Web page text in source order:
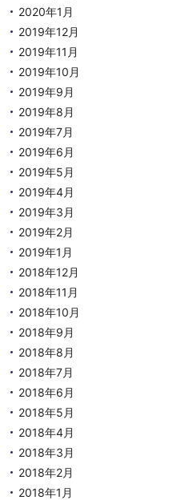
2020年1月
2019年12月
2019年11月
2019年10月
2019年9月
2019年8月
2019年7月
2019年6月
2019年5月
2019年4月
2019年3月
2019年2月
2019年1月
2018年12月
2018年11月
2018年10月
2018年9月
2018年8月
2018年7月
2018年6月
2018年5月
2018年4月
2018年3月
2018年2月
2018年1月